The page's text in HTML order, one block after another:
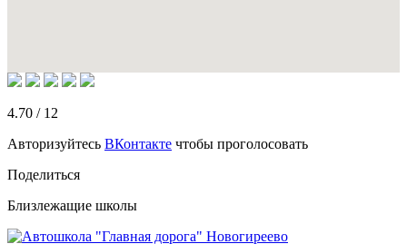
4.70 / 12
Авторизуйтесь ВКонтакте чтобы проголосовать
Поделиться
Близлежащие школы